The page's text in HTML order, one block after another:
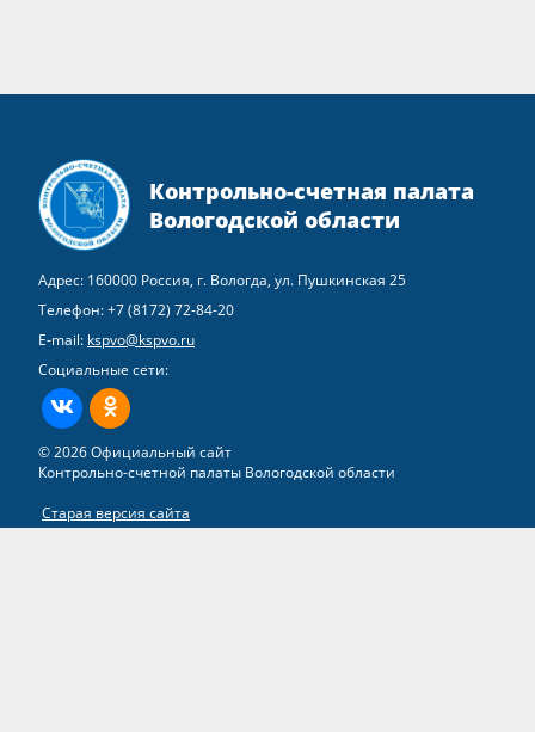
Контрольно-счетная палата
Вологодской области
Адрес: 160000 Россия, г. Вологда, ул. Пушкинская 25
Телефон:+7 (8172) 72-84-20
E-mail: kspvo@kspvo.ru
Социальные сети:
ВКонтактеОдноклассники
© 2026 Официальный сайт
Контрольно-счетной палаты Вологодской области
Старая версия сайта